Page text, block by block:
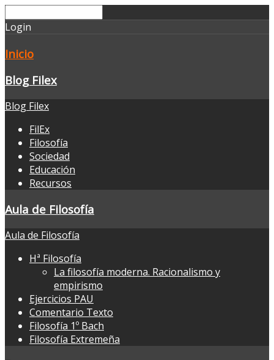
Login
Inicio
Blog Filex
Blog Filex
FilEx
Filosofía
Sociedad
Educación
Recursos
Aula de Filosofía
Aula de Filosofía
Hª Filosofía
La filosofía moderna. Racionalismo y
empirismo
Ejercicios PAU
Comentario Texto
Filosofía 1º Bach
Filosofía Extremeña